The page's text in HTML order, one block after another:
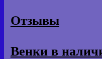
Отзывы
Венки в